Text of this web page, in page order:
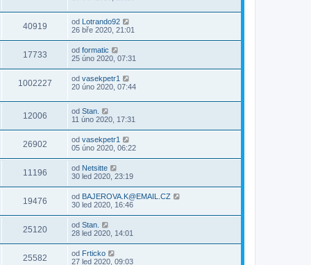
40919 od Lotrando92
26 bře 2020, 21:01
17733 od formatic
25 úno 2020, 07:31
1002227 od vasekpetr1
20 úno 2020, 07:44
12006 od Stan.
11 úno 2020, 17:31
26902 od vasekpetr1
05 úno 2020, 06:22
11196 od Netsitte
30 led 2020, 23:19
19476 od BAJEROVA.K@EMAIL.CZ
30 led 2020, 16:46
25120 od Stan.
28 led 2020, 14:01
25582 od Frticko
27 led 2020, 09:03